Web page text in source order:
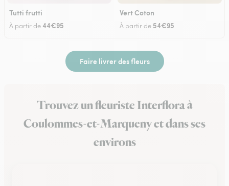
Tutti frutti
À partir de44€95
Vert Coton
À partir de 54€95
Faire livrer des fleurs
Trouvez un fleuriste Interflora à
Coulommes-et-Marqueny et dans ses
environs